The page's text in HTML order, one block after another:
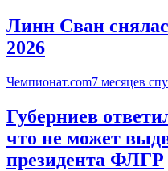
Линн Сван
2026
Чемпионат.com7 месяцев
Губерниев
что не может
президента ФЛГР